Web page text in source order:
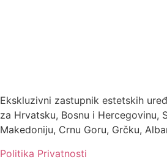
Ekskluzivni zastupnik estetskih
za Hrvatsku, Bosnu i Hercegovinu,
Makedoniju, Crnu Goru, Grčku,
Politika Privatnosti